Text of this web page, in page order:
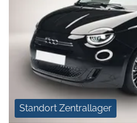
Standort Zentrallager